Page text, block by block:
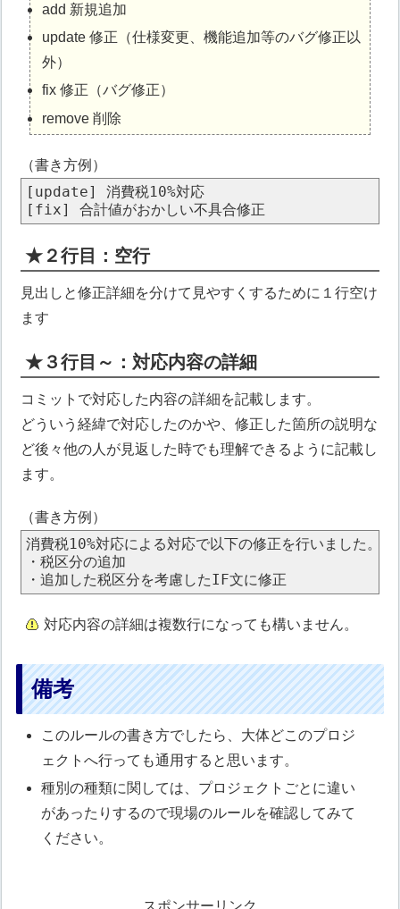
add 新規追加
update 修正（仕様変更、機能追加等のバグ修正以
外）
fix 修正（バグ修正）
remove 削除
（書き方例）
[update] 消費税10%対応
★２行目：空行
見出しと修正詳細を分けて見やすくするために１行空け
ます
★３行目～：対応内容の詳細
コミットで対応した内容の詳細を記載します。
どういう経緯で対応したのかや、修正した箇所の説明な
ど後々他の人が見返した時でも理解できるように記載し
ます。
（書き方例）
消費税10%対応による対応で以下の修正を行いました。
・税区分の追加
対応内容の詳細は複数行になっても構いません。
備考
このルールの書き方でしたら、大体どこのプロジ
ェクトへ行っても通用すると思います。
種別の種類に関しては、プロジェクトごとに違い
があったりするので現場のルールを確認してみて
ください。
スポンサーリンク